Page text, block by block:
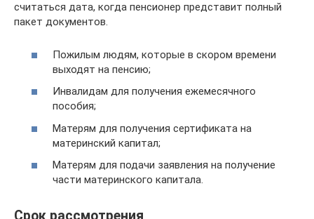
считаться дата, когда пенсионер представит полный
пакет документов.
Пожилым людям, которые в скором времени
выходят на пенсию;
Инвалидам для получения ежемесячного
пособия;
Матерям для получения сертификата на
материнский капитал;
Матерям для подачи заявления на получение
части материнского капитала.
Срок рассмотрения